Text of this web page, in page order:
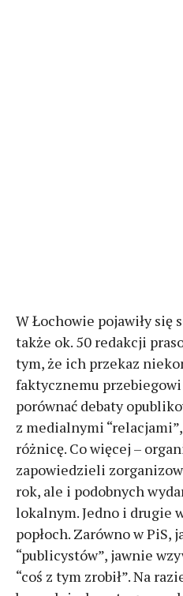
W Łochowie pojawiły się
także ok. 50 redakcji
tym, że ich przekaz
faktycznemu
porównać debaty
z medialnymi
różnicę. Co więcej –
zapowiedzieli
rok, ale i podobnych
lokalnym. Jedno i drugie
popłoch. Zarówno w PiS,
“publicystów”, jawnie
“coś z tym zrobił”. Na